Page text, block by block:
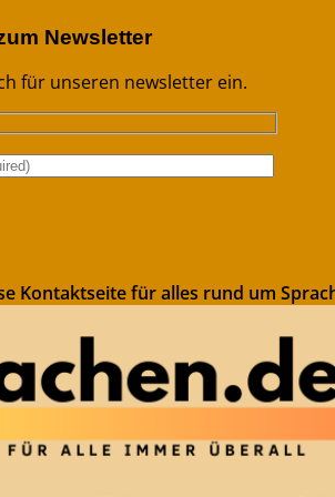
Newsletter
für unseren newsletter ein.
Kontaktseite für alles rund um